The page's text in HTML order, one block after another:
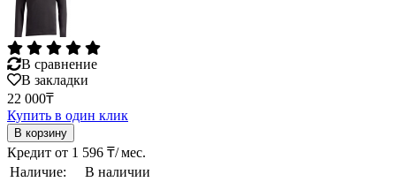
В сравнение
В закладки
22 000₸
Купить в один клик
Кредит от 1 596 ₸/ мес.
Наличие:
В наличии